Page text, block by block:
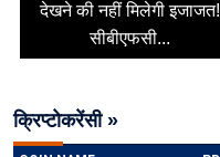
देखने की नहीं मिलेगी इजाजत!
सीबीएफसी...
क्रिप्टोकरेंसी »